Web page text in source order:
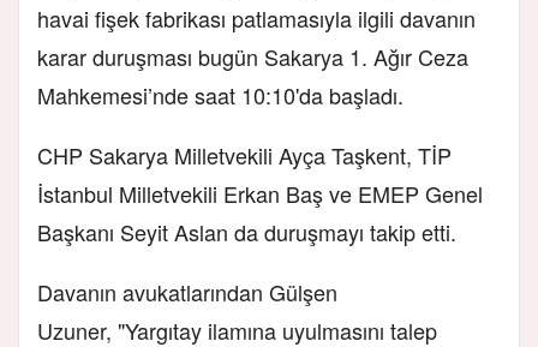
havai fişek fabrikası patlamasıyla ilgili davanın
karar duruşması bugün Sakarya 1. Ağır Ceza
Mahkemesi’nde saat 10:10'da başladı.
CHP Sakarya Milletvekili Ayça Taşkent, TİP
İstanbul Milletvekili Erkan Baş ve EMEP Genel
Başkanı Seyit Aslan da duruşmayı takip etti.
Davanın avukatlarından Gülşen
Uzuner, "Yargıtay ilamına uyulmasını talep